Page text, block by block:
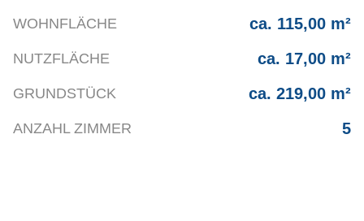
WOHNFLÄCHE ca. 115,00 m²
NUTZFLÄCHE ca. 17,00 m²
GRUNDSTÜCK ca. 219,00 m²
ANZAHL ZIMMER 5